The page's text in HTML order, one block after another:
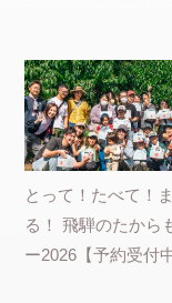
とって！たべて！
る！ 飛騨のたから
ー2026【予約受付中